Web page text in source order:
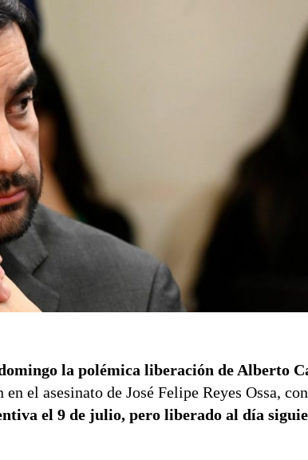
la polémica liberación de Alberto
el asesinato de José Felipe Reyes Ossa,
el 9 de julio, pero liberado al día